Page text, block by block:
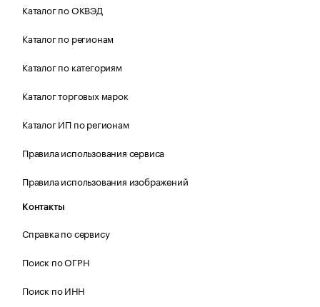
Каталог по ОКВЭД
Каталог по регионам
Каталог по категориям
Каталог торговых марок
Каталог ИП по регионам
Правила использования сервиса
Правила использования изображений
Контакты
Справка по сервису
Поиск по ОГРН
Поиск по ИНН